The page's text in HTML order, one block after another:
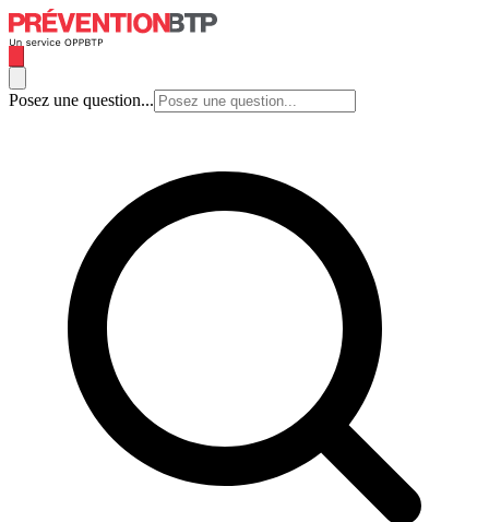
Posez une question...